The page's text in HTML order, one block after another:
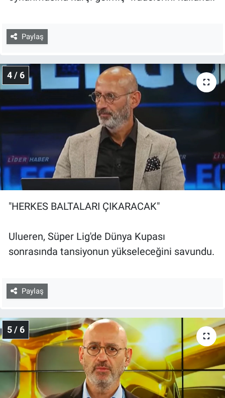
Paylaş
4 / 6
"HERKES BALTALARI ÇIKARACAK"
Ulueren, Süper Lig'de Dünya Kupası
sonrasında tansiyonun yükseleceğini savundu.
Paylaş
5 / 6